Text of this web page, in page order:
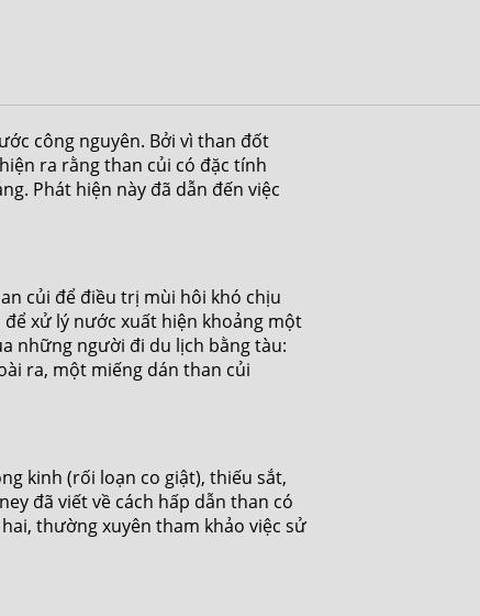
công nguyên. Bởi vì than đốt
ra rằng than củi có đặc tính
Phát hiện này đã dẫn đến việc
củi để điều trị mùi hôi khó chịu
xử lý nước xuất hiện khoảng một
những người đi du lịch bằng tàu:
ra, một miếng dán than củi
kinh (rối loạn co giật), thiếu sắt,
đã viết về cách hấp dẫn than có
thường xuyên tham khảo việc sử